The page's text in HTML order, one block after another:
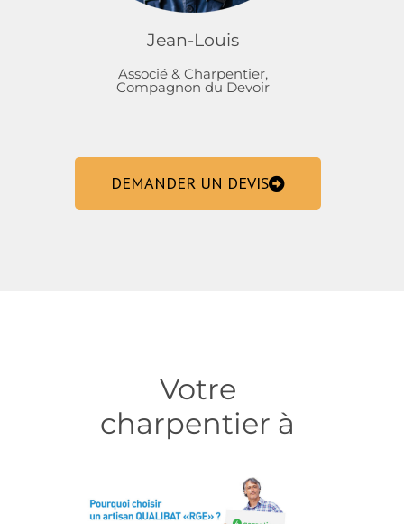
Jean-Louis
Associé & Charpentier,
Compagnon du Devoir
DEMANDER UN DEVIS
Votre
charpentier à